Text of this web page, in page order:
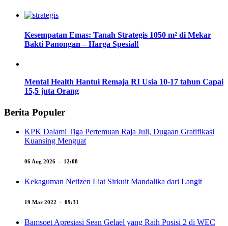
Kesempatan Emas: Tanah Strategis 1050 m² di Mekar
Bakti Panongan – Harga Spesial!
Mental Health Hantui Remaja RI Usia 10-17 tahun Capai
15,5 juta Orang
Berita Populer
KPK Dalami Tiga Pertemuan Raja Juli, Dugaan Gratifikasi
Kuansing Menguat
06 Aug 2026 - 12:08
Kekaguman Netizen Liat Sirkuit Mandalika dari Langit
19 Mar 2022 - 09:31
Bamsoet Apresiasi Sean Gelael yang Raih Posisi 2 di WEC